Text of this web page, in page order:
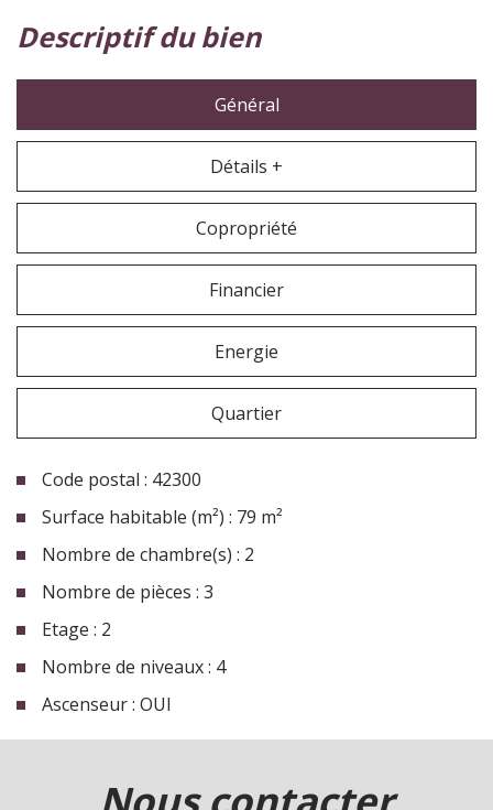
descriptif du bien
Général
Détails +
Copropriété
Financier
Energie
Quartier
Code postal : 42300
Surface habitable (m²) : 79 m²
Nombre de chambre(s) : 2
Nombre de pièces : 3
Etage : 2
Nombre de niveaux : 4
Ascenseur : OUI
la ville de roanne (42300)